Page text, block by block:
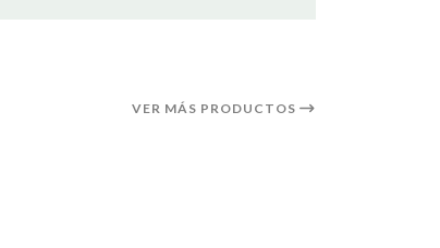
VER MÁS PRODUCTOS